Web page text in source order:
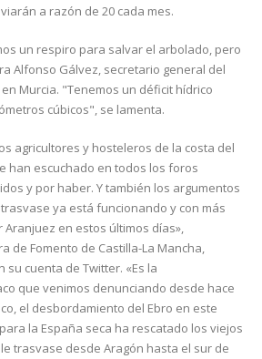
a razón de 20 cada mes.
un respiro para salvar el arbolado, pero
Alfonso Gálvez, secretario general del
Murcia. "Tenemos un déficit hídrico
cúbicos", se lamenta.
agricultores y hosteleros de la costa del
han escuchado en todos los foros
y por haber. Y también los argumentos
ya está funcionando y con más
en estos últimos días»,
de Fomento de Castilla-La Mancha,
su cuenta de Twitter. «Es la
que venimos denunciando desde hace
el desbordamiento del Ebro en este
la España seca ha rescatado los viejos
trasvase desde Aragón hasta el sur de